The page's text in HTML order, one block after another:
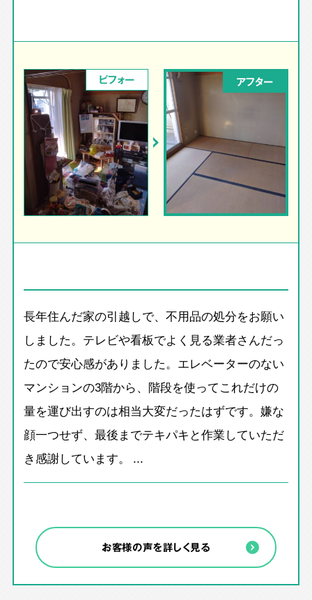
ビフォー アフター
長年住んだ家の引越しで、不用品の処分をお願い
しました。テレビや看板でよく見る業者さんだっ
たので安心感がありました。エレベーターのない
マンションの3階から、階段を使ってこれだけの
量を運び出すのは相当大変だったはずです。嫌な
顔一つせず、最後までテキパキと作業していただ
き感謝しています。 ...
お客様の声を詳しく見る